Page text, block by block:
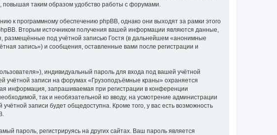
таким образом удобство работы с форумами.
к программному обеспечению phpBB, однако они выходят за рамки этого
Вторым источником получения вашей информации являются данные,
под учётной записью Гостя (в дальнейшем «анонимные
запись») и сообщения, оставленные вами после регистрации и
индивидуальный пароль для входа под вашей учётной
записи на форумах «Грузоподъёмные краны» охраняется
информация, запрашиваемая при регистрации в конференции
так и необязательной ко вводу, на усмотрение администрации
записи будет общедоступна. Кроме того, у вас есть возможность
пароль, регистрируясь на других сайтах. Ваш пароль является